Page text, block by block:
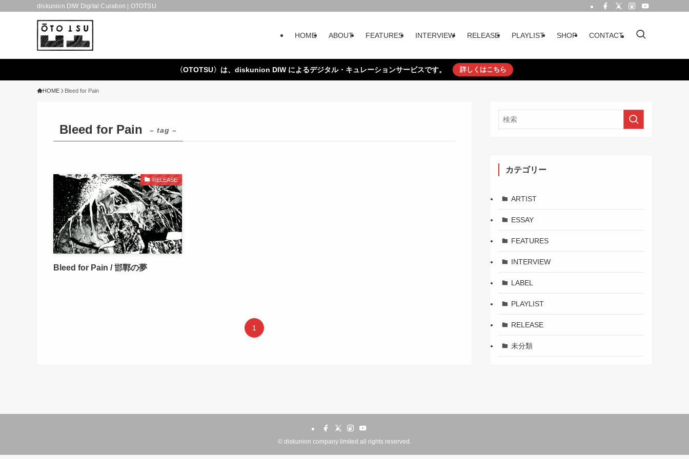
diskunion DIW Digital Curation | OTOTSU
HOME ABOUT FEATURES INTERVIEW RELEASE PLAYLIST SHOP CONTACT
〈OTOTSU〉は、diskunion DIW によるデジタル・キュレーションサービスです。 詳しくはこちら
HOME Bleed for Pain
Bleed for Pain – tag –
RELEASE
Bleed for Pain / 邯鄲の夢
1
カテゴリー
ARTIST
ESSAY
FEATURES
INTERVIEW
LABEL
PLAYLIST
RELEASE
未分類
© diskunion company limited all rights reserved.